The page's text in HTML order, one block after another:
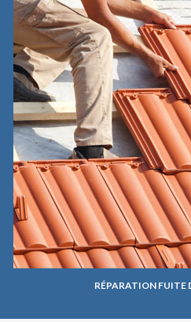
RÉPARATION FUITE